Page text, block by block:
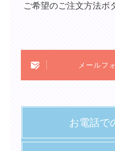
ご希望のご注文方法ボ
メールフ
お電話で